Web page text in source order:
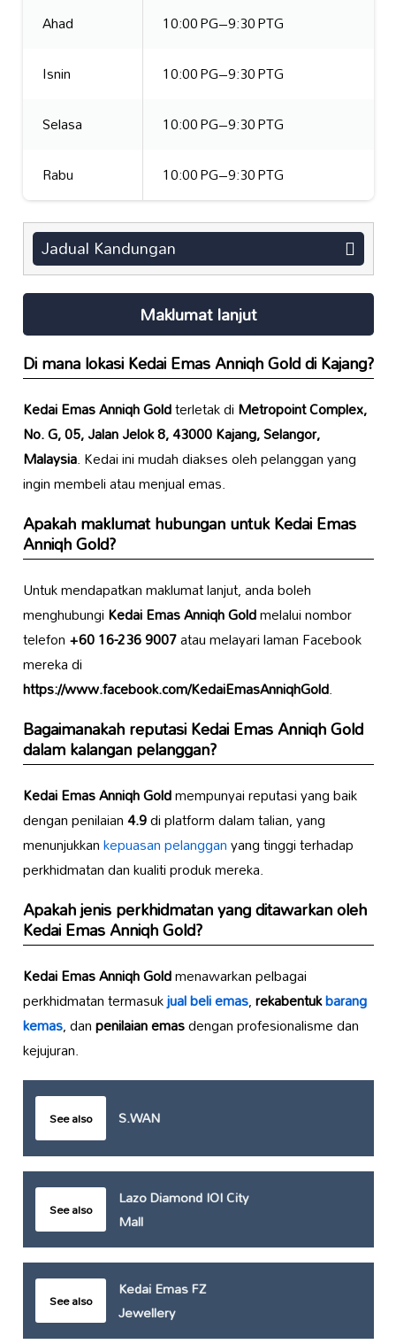
Ahad
10:00 PG–9:30 PTG
Isnin
10:00 PG–9:30 PTG
Selasa
10:00 PG–9:30 PTG
Rabu
10:00 PG–9:30 PTG
Jadual Kandungan
Maklumat lanjut
Di mana lokasiKedai Emas Anniqh Golddi Kajang?
Kedai Emas Anniqh Goldterletak diMetropoint Complex,
No. G, 05, Jalan Jelok 8, 43000 Kajang, Selangor,
Malaysia. Kedai ini mudah diakses oleh pelanggan yang
ingin membeli atau menjual emas.
Apakah maklumat hubungan untukKedai Emas
Anniqh Gold?
Untuk mendapatkan maklumat lanjut, anda boleh
menghubungiKedai Emas Anniqh Goldmelalui nombor
telefon+60 16-236 9007atau melayari laman Facebook
mereka di
https://www.facebook.com/KedaiEmasAnniqhGold.
Bagaimanakah reputasiKedai Emas Anniqh Gold
dalam kalangan pelanggan?
Kedai Emas Anniqh Goldmempunyai reputasi yang baik
dengan penilaian4.9di platform dalam talian, yang
menunjukkankepuasan pelangganyang tinggi terhadap
perkhidmatan dan kualiti produk mereka.
Apakah jenis perkhidmatan yang ditawarkan oleh
Kedai Emas Anniqh Gold?
Kedai Emas Anniqh Goldmenawarkan pelbagai
perkhidmatan termasukjual beli emas,rekabentukbarang
kemas, danpenilaian emasdengan profesionalisme dan
kejujuran.
See also S.WAN
See also
Lazo Diamond IOI City
Mall
See also
Kedai Emas FZ
Jewellery